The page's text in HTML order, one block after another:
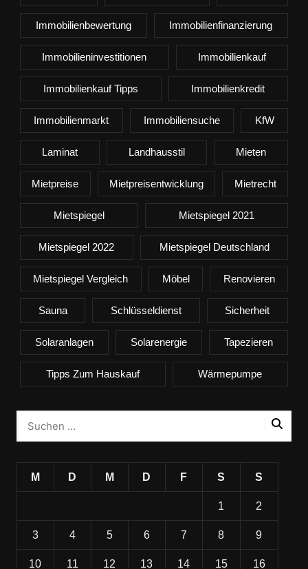
Immobilienbewertung Immobilienfinanzierung
Immobilieninvestitionen Immobilienkauf
Immobilienkauf Tipps Immobilienkredit
Immobilienmarkt Immobiliensuche KfW
Laminat Landhausstil Mieten
Mietpreise Mietpreisentwicklung Mietrecht
Mietspiegel Mietspiegel 2021
Mietspiegel 2022 Mietspiegel Deutschland
Mietspiegel Vergleich Möbel Renovieren
Sauna Schlüsseldienst Sicherheit
Solaranlagen Solarenergie Tapezieren
Tipps Zum Hauskauf Wärmepumpe
M D M D F S S
1 2
3 4 5 6 7 8 9
10 11 12 13 14 15 16